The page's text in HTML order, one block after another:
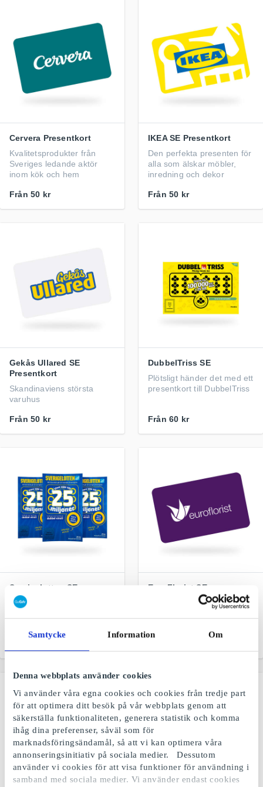
Samtycke Information Om
Denna webbplats använder cookies
Vi använder våra egna cookies och cookies från tredje part
för att optimera ditt besök på vår webbplats genom att
säkerställa funktionaliteten, generera statistik och komma
ihåg dina preferenser, såväl som för
marknadsföringsändamål, så att vi kan optimera våra
annonseringsinitiativ på sociala medier. Dessutom
använder vi cookies för att visa funktioner för användning i
samband med sociala medier. Vi använder endast cookies
Cervera Presentkort
Kvalitetsprodukter från
Sveriges ledande aktör
inom kök och hem
Från 50 kr
IKEA SE Presentkort
Den perfekta presenten för
alla som älskar möbler,
inredning och dekor
Från 50 kr
Gekås Ullared SE
Presentkort
Skandinaviens största
varuhus
Från 50 kr
DubbelTriss SE
Plötsligt händer det med ett
presentkort till DubbelTriss
Från 60 kr
Sverigelotten SE
Ny högsta vinst 25 miljoner
EuroFlorist SE